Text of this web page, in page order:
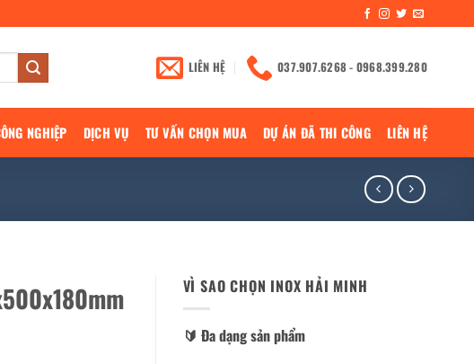
LIÊN HỆ 037.907.6268 - 0968.399.280
NGHIỆP DỊCH VỤ TƯ VẤN CHỌN MUA DỰ ÁN ĐÃ THI CÔNG LIÊN HỆ
VÌ SAO CHỌN INOX HẢI MINH
🔰️ Đa dạng sản phẩm